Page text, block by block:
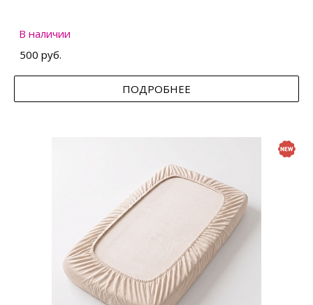
В наличии
500 руб.
ПОДРОБНЕЕ